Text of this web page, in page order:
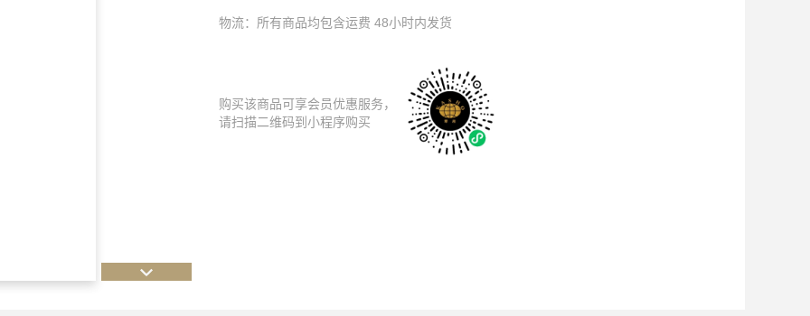
物流：所有商品均包含运费 48小时内发货
购买该商品可享会员优惠服务，
请扫描二维码到小程序购买